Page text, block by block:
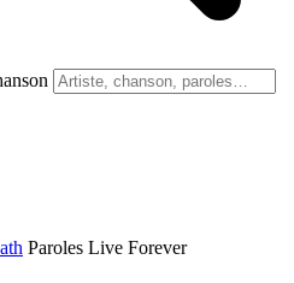
Paroles Live Forever